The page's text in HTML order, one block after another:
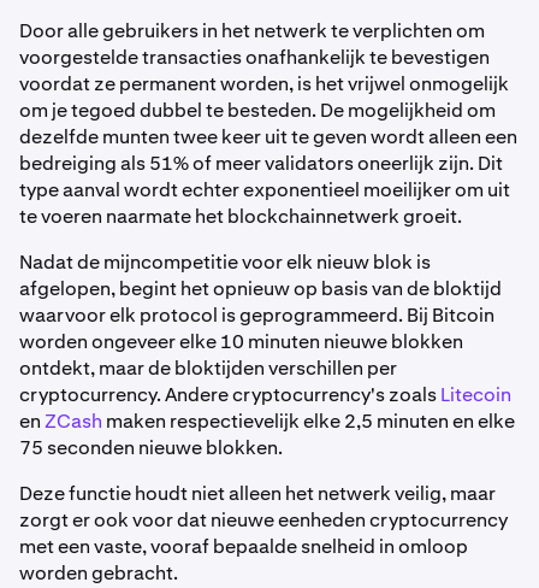
Door alle gebruikers in het netwerk te verplichten om
voorgestelde transacties onafhankelijk te bevestigen
voordat ze permanent worden, is het vrijwel onmogelijk
om je tegoed dubbel te besteden. De mogelijkheid om
dezelfde munten twee keer uit te geven wordt alleen een
bedreiging als 51% of meer validators oneerlijk zijn. Dit
type aanval wordt echter exponentieel moeilijker om uit
te voeren naarmate het blockchainnetwerk groeit.
Nadat de mijncompetitie voor elk nieuw blok is
afgelopen, begint het opnieuw op basis van de bloktijd
waarvoor elk protocol is geprogrammeerd. Bij Bitcoin
worden ongeveer elke 10 minuten nieuwe blokken
ontdekt, maar de bloktijden verschillen per
cryptocurrency. Andere cryptocurrency's zoalsLitecoin
enZCash maken respectievelijk elke 2,5 minuten en elke
75 seconden nieuwe blokken.
Deze functie houdt niet alleen het netwerk veilig, maar
zorgt er ook voor dat nieuwe eenheden cryptocurrency
met een vaste, vooraf bepaalde snelheid in omloop
worden gebracht.